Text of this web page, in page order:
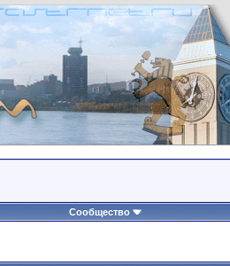
Сообщество